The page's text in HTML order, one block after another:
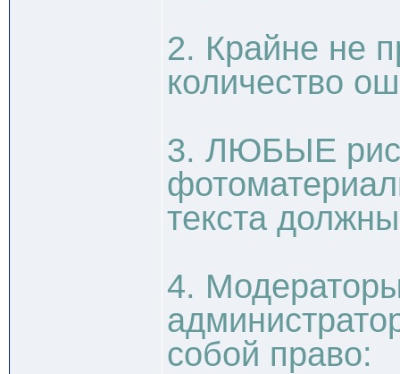
2. Крайне не
количество
3. ЛЮБЫЕ
текста
4.
собой право: